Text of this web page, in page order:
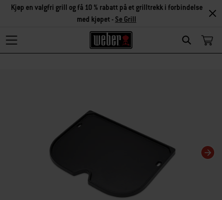
Search
Kjøp en valgfri grill og få 10 % rabatt på et grilltrekk i forbindelse
med kjøpet - Se Grill